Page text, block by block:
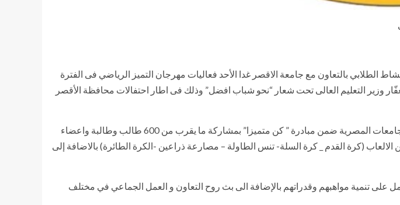
الطلابي بالتعاون مع جامعة الاقصر غدا الأحد فعاليات مهرجان التميز الرياضي فى الفترة
الغفّار وزير التعليم العالى تحت شعار “نحو شباب افضل” وذلك فى اطار احتفالات محافظة الأقصر
يأتى المهرجان ضمن المشروع القومي للياقة البدنية لاكتشاف المتميزين رياضياً من طلاب الجامعات المصرية ضمن مبادرة ” كن متميزا” بمشاركة ما يقرب من 600 طالب وطالبة واعضاء
(كرة القدم _ كرة السلة- تنس الطاولة – مصارعة ذراعين -الكرة الطائرة) بالاضافة إلى
على تنمية مواهبهم وقدراتهم بالإضافة الى بث روح التعاون و العمل الجماعي في مختلف